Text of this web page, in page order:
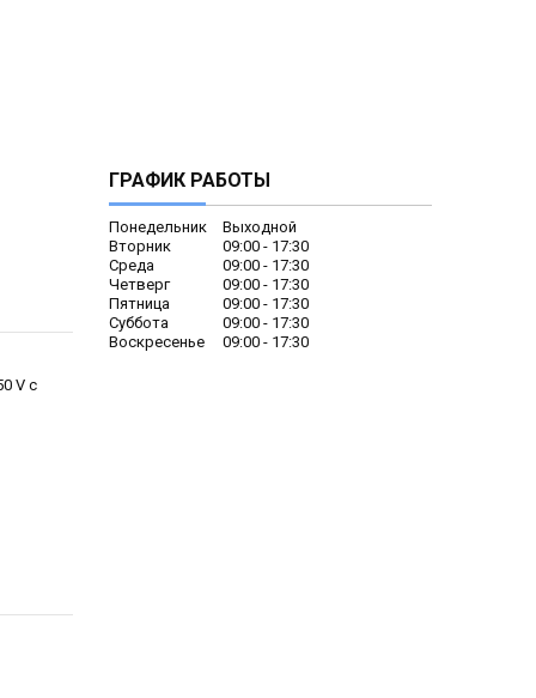
V с
ГРАФИК РАБОТЫ
Понедельник
Выходной
Вторник
09:00
17:30
Среда
09:00
17:30
Четверг
09:00
17:30
Пятница
09:00
17:30
Суббота
09:00
17:30
Воскресенье
09:00 17:30